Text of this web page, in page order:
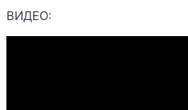
ВИДЕО: